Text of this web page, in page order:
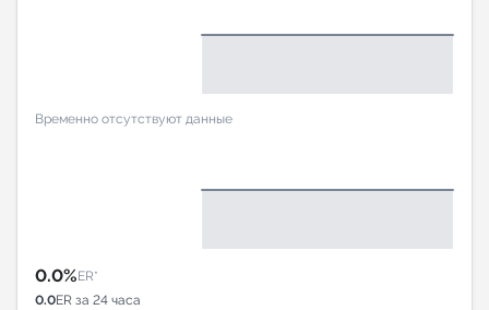
Временно отсутствуют данные
0.0%ER*
0.0ER за 24 часа